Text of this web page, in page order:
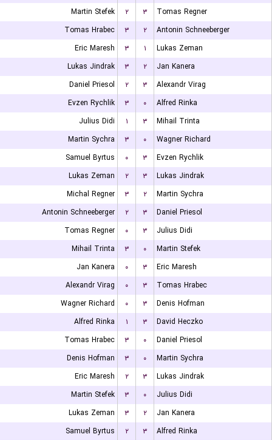
Martin Stefek
۲ ۳
Tomas Regner
Tomas Hrabec
۳ ۲
Antonin Schneeberger
Eric Maresh
۳ ۱
Lukas Zeman
Lukas Jindrak
۳ ۲
Jan Kanera
Daniel Priesol
۲ ۳
Alexandr Virag
Evzen Rychlik
۳ ۰
Alfred Rinka
Julius Didi
۱ ۳
Mihail Trinta
Martin Sychra
۳ ۰
Wagner Richard
Samuel Byrtus
۰ ۳
Evzen Rychlik
Lukas Zeman
۲ ۳
Lukas Jindrak
Michal Regner
۳ ۲
Martin Sychra
Antonin Schneeberger
۲ ۳
Daniel Priesol
Tomas Regner
۰ ۳
Julius Didi
Mihail Trinta
۳ ۰
Martin Stefek
Jan Kanera
۰ ۳
Eric Maresh
Alexandr Virag
۰ ۳
Tomas Hrabec
Wagner Richard
۰ ۳
Denis Hofman
Alfred Rinka
۱ ۳
David Heczko
Tomas Hrabec
۳ ۰
Daniel Priesol
Denis Hofman
۳ ۰
Martin Sychra
Eric Maresh
۲ ۳
Lukas Jindrak
Martin Stefek
۳ ۰
Julius Didi
Lukas Zeman
۳ ۲
Jan Kanera
Samuel Byrtus
۲ ۳
Alfred Rinka